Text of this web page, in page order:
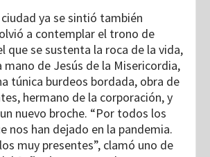
ya se sintió también
a contemplar el trono de
que se sustenta la roca de la vida,
mano de Jesús de la Misericordia,
túnica burdeos bordada, obra de
hermano de la corporación, y
nuevo broche. “Por todos los
nos han dejado en la pandemia.
muy presentes”, clamó uno de